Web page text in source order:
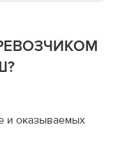
и оказываемых